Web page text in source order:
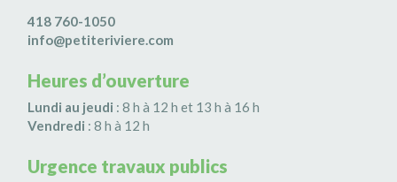
418 760-1050
info@petiteriviere.com
Heures d’ouverture
Lundi au jeudi : 8 h à 12 h et 13 h à 16 h
Vendredi : 8 h à 12 h
Urgence travaux publics